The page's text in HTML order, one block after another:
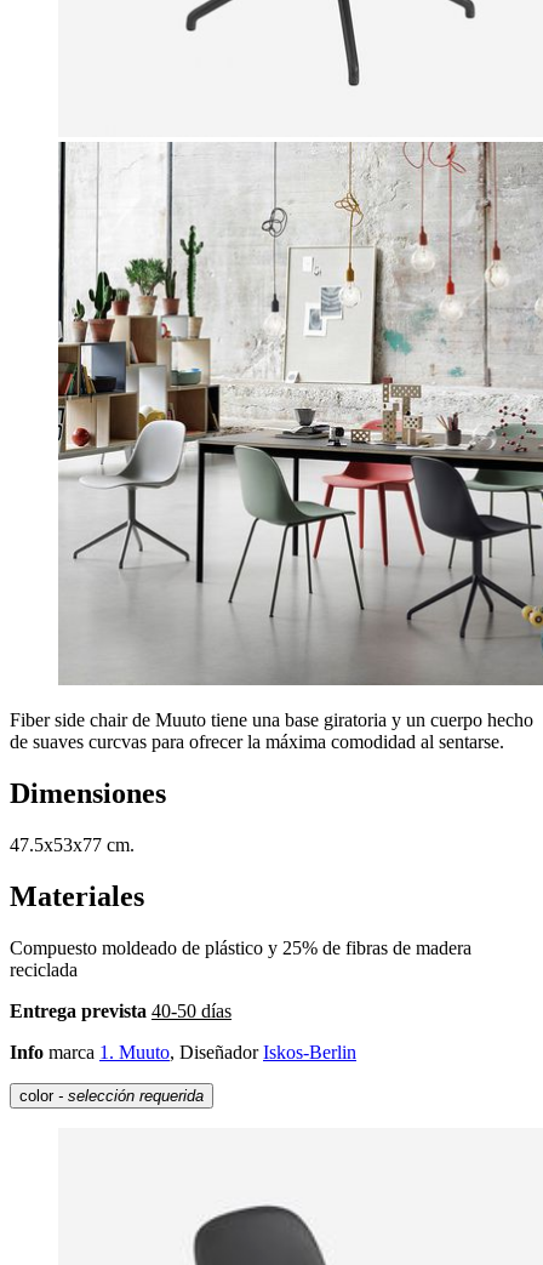
Fiber side chair de Muuto tiene una base giratoria y un cuerpo hecho
de suaves curcvas para ofrecer la máxima comodidad al sentarse.
Dimensiones
47.5x53x77 cm.
Materiales
Compuesto moldeado de plástico y 25% de fibras de madera
reciclada
Entrega prevista 40-50 días
Info marca 1. Muuto, DiseñadorIskos-Berlin
color - selección requerida